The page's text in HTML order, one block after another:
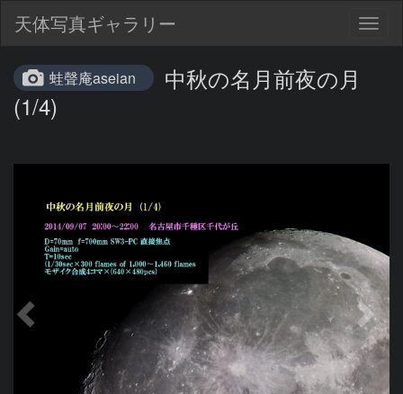
天体写真ギャラリー
蛙聲庵aseian
中秋の名月前夜の月
(1/4)